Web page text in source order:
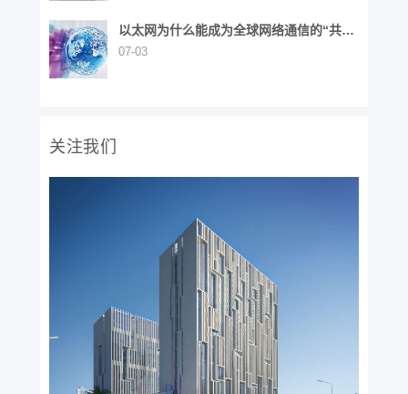
以太网为什么能成为全球网络通信的“共同
语言”？
07-03
关注我们